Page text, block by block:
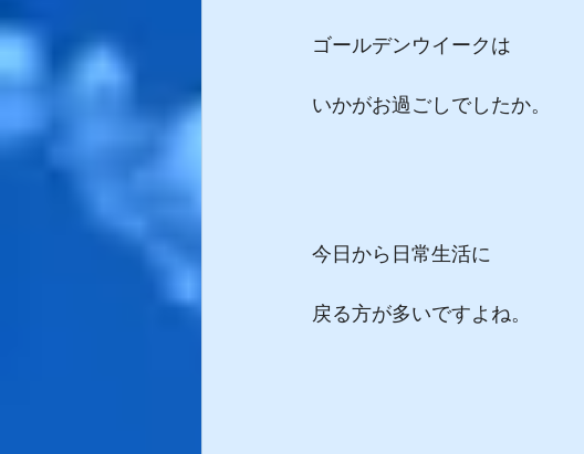
ゴールデンウイークは
いかがお過ごしでしたか。
今日から日常生活に
戻る方が多いですよね。